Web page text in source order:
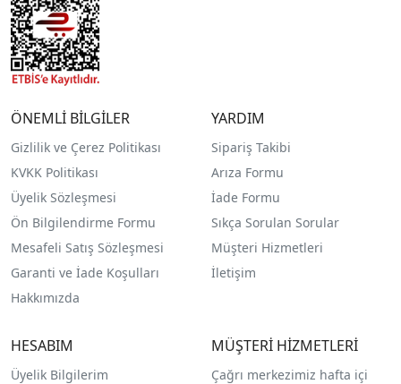
ÖNEMLİ BİLGİLER
Gizlilik ve Çerez Politikası
KVKK Politikası
Üyelik Sözleşmesi
Ön Bilgilendirme Formu
Mesafeli Satış Sözleşmesi
Garanti ve İade Koşulları
Hakkımızda
YARDIM
Sipariş Takibi
Arıza Formu
İade Formu
Sıkça Sorulan Sorular
Müşteri Hizmetleri
İletişim
HESABIM
Üyelik Bilgilerim
MÜŞTERİ HİZMETLERİ
Çağrı merkezimiz hafta içi